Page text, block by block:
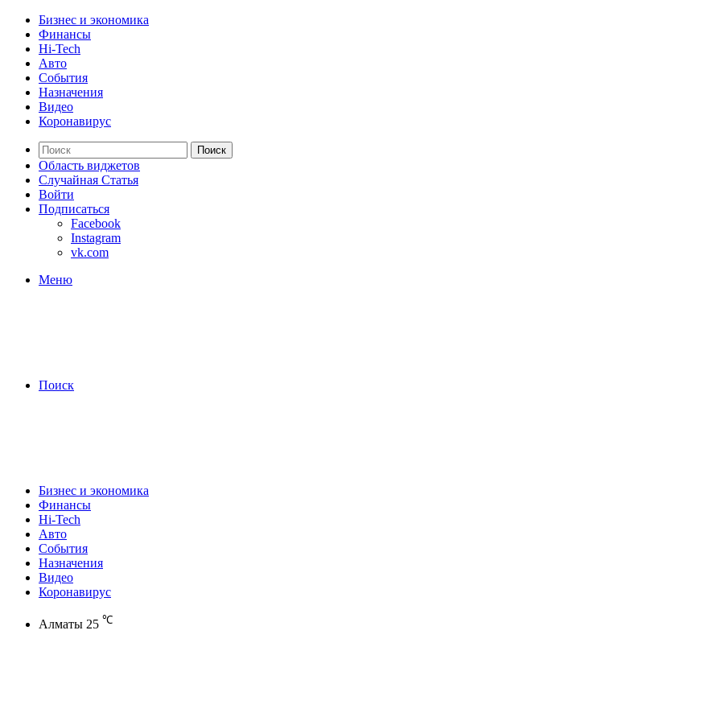
Бизнес и экономика
Финансы
Hi-Tech
Авто
События
Назначения
Видео
Коронавирус
Поиск
Область виджетов
Случайная Статья
Войти
Подписаться
Facebook
Instagram
vk.com
Меню
Поиск
Бизнес и экономика
Финансы
Hi-Tech
Авто
События
Назначения
Видео
Коронавирус
Алматы 25 ℃